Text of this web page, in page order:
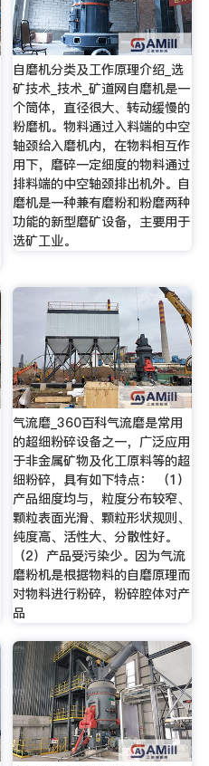
自磨机分类及工作原理介绍_选
矿技术_技术_矿道网自磨机是一
个筒体，直径很大、转动缓慢的
粉磨机。物料通过入料端的中空
轴颈给入磨机内，在物料相互作
用下，磨碎一定细度的物料通过
排料端的中空轴颈排出机外。自
磨机是一种兼有磨粉和粉磨两种
功能的新型磨矿设备，主要用于
选矿工业。
气流磨_360百科气流磨是常用
的超细粉碎设备之一，广泛应用
于非金属矿物及化工原料等的超
细粉碎，具有如下特点： （1）
产品细度均与，粒度分布较窄、
颗粒表面光滑、颗粒形状规则、
纯度高、活性大、分散性好。
（2）产品受污染少。因为气流
磨粉机是根据物料的自磨原理而
对物料进行粉碎，粉碎腔体对产
品